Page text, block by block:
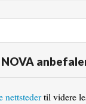
NOVA
nettstedertil videre